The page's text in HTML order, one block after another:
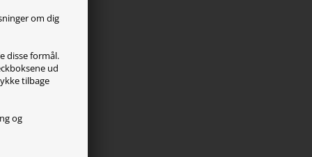
om dig
disse formål.
ud
tilbage
og